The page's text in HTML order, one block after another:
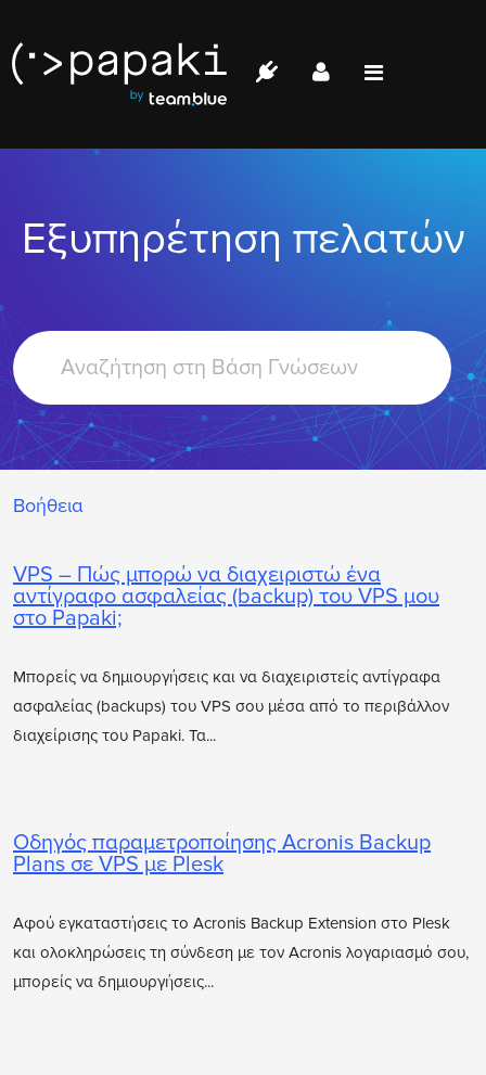
Σύνδεση
Εξυπηρέτηση πελατών
Search
For
Βοήθεια
VPS – Πώς μπορώ να διαχειριστώ ένα
αντίγραφο ασφαλείας (backup) του VPS μου
στο Papaki;
Μπορείς να δημιουργήσεις και να διαχειριστείς αντίγραφα
ασφαλείας (backups) του VPS σου μέσα από το περιβάλλον
διαχείρισης του Papaki. Τα...
Οδηγός παραμετροποίησης Acronis Backup
Plans σε VPS με Plesk
Αφού εγκαταστήσεις το Acronis Backup Extension στο Plesk
και ολοκληρώσεις τη σύνδεση με τον Acronis λογαριασμό σου,
μπορείς να δημιουργήσεις...